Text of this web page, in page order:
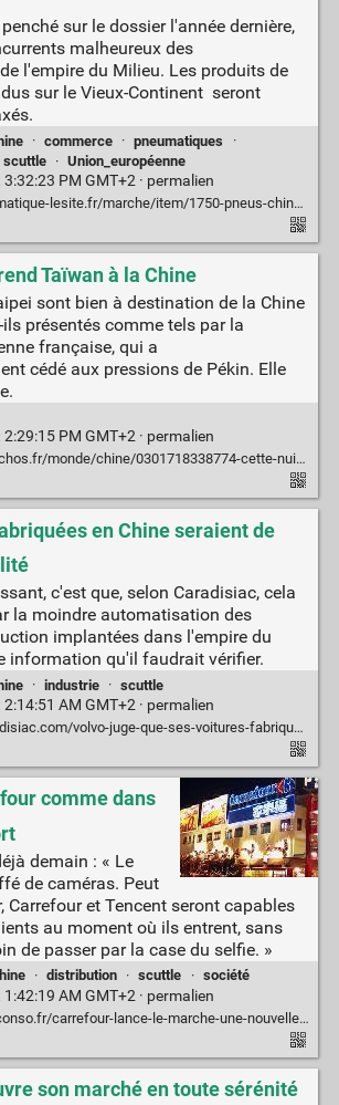
sur le dossier l'année dernière,
malheureux des
l'empire du Milieu. Les produits de
sur le Vieux-Continent seront
· commerce · pneumatiques
·
scuttle · Union_européenne
PM GMT+2 · permalien
marche/item/1750-pneus-chinois-bruxelles-enterine-une-taxation-provisoire
Taïwan à la Chine
sont bien à destination de la Chine
présentés comme tels par la
française, qui a
cédé aux pressions de Pékin. Elle
PM GMT+2 · permalien
cette-nuit-en-asie-sous-la-pression-de-pekin-air-france-place-taiwan-en-chine-2178654.php
en Chine seraient de
c'est que, selon Caradisiac, cela
la moindre automatisation des
implantées dans l'empire du
information qu'il faudrait vérifier.
· industrie · scuttle
AM GMT+2 · permalien
juge-que-ses-voitures-fabriquees-en-chine-sont-de-meilleure-qualite-168295.htm
comme dans
demain : « Le
de caméras. Peut
Carrefour et Tencent seront capables
au moment où ils entrent, sans
de passer par la case du selfie. »
· distribution · scuttle · société
AM GMT+2 · permalien
lance-le-marche-une-nouvelle-enseigne-ultra-digitale-en-chine,288796
son marché en toute sérénité